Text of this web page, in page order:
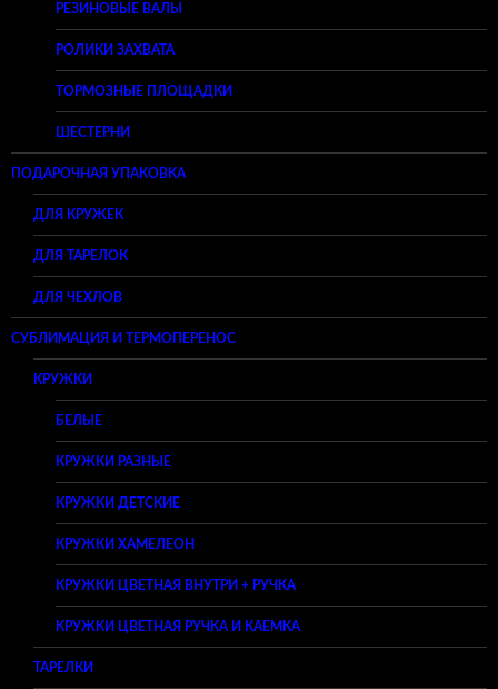
РЕЗИНОВЫЕ ВАЛЫ
РОЛИКИ ЗАХВАТА
ТОРМОЗНЫЕ ПЛОЩАДКИ
ШЕСТЕРНИ
ПОДАРОЧНАЯ УПАКОВКА
ДЛЯ КРУЖЕК
ДЛЯ ТАРЕЛОК
ДЛЯ ЧЕХЛОВ
СУБЛИМАЦИЯ И ТЕРМОПЕРЕНОС
КРУЖКИ
БЕЛЫЕ
КРУЖКИ РАЗНЫЕ
КРУЖКИ ДЕТСКИЕ
КРУЖКИ ХАМЕЛЕОН
КРУЖКИ ЦВЕТНАЯ ВНУТРИ + РУЧКА
КРУЖКИ ЦВЕТНАЯ РУЧКА И КАЕМКА
ТАРЕЛКИ